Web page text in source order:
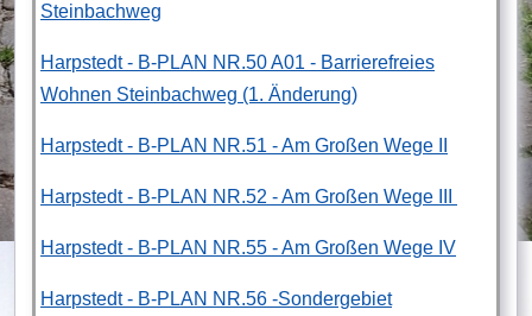
Steinbachweg
Harpstedt - B-PLAN NR.50 A01 - Barrierefreies
Wohnen Steinbachweg (1. Änderung)
Harpstedt - B-PLAN NR.51 - Am Großen Wege II
Harpstedt - B-PLAN NR.52 - Am Großen Wege III
Harpstedt - B-PLAN NR.55 - Am Großen Wege IV
Harpstedt - B-PLAN NR.56 -Sondergebiet